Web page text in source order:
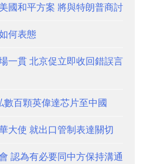
國和平方案 將與特朗普商討
何表態
一貫 北京促立即收回錯誤言
數百顆英偉達芯片至中國
大使 就出口管制表達關切
認為有必要同中方保持溝通